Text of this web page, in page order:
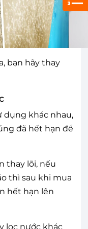
bạn hãy thay
dụng khác nhau,
đã hết hạn để
thay lõi, nếu
thì sau khi mua
hết hạn lên
lọc nước khác